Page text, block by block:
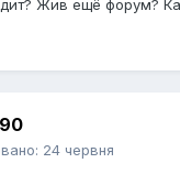
Жив ещё форум?
24 червня